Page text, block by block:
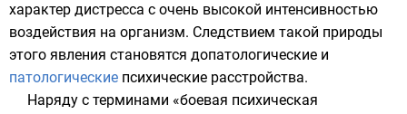
характер дистресса с очень высокой интенсивностью
воздействия на организм. Следствием такой природы
этого явления становятся допатологические и
патологические психические расстройства.
Наряду с терминами «боевая психическая